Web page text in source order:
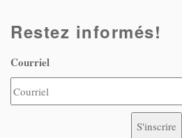
Restez informés!
Courriel
S'inscrire